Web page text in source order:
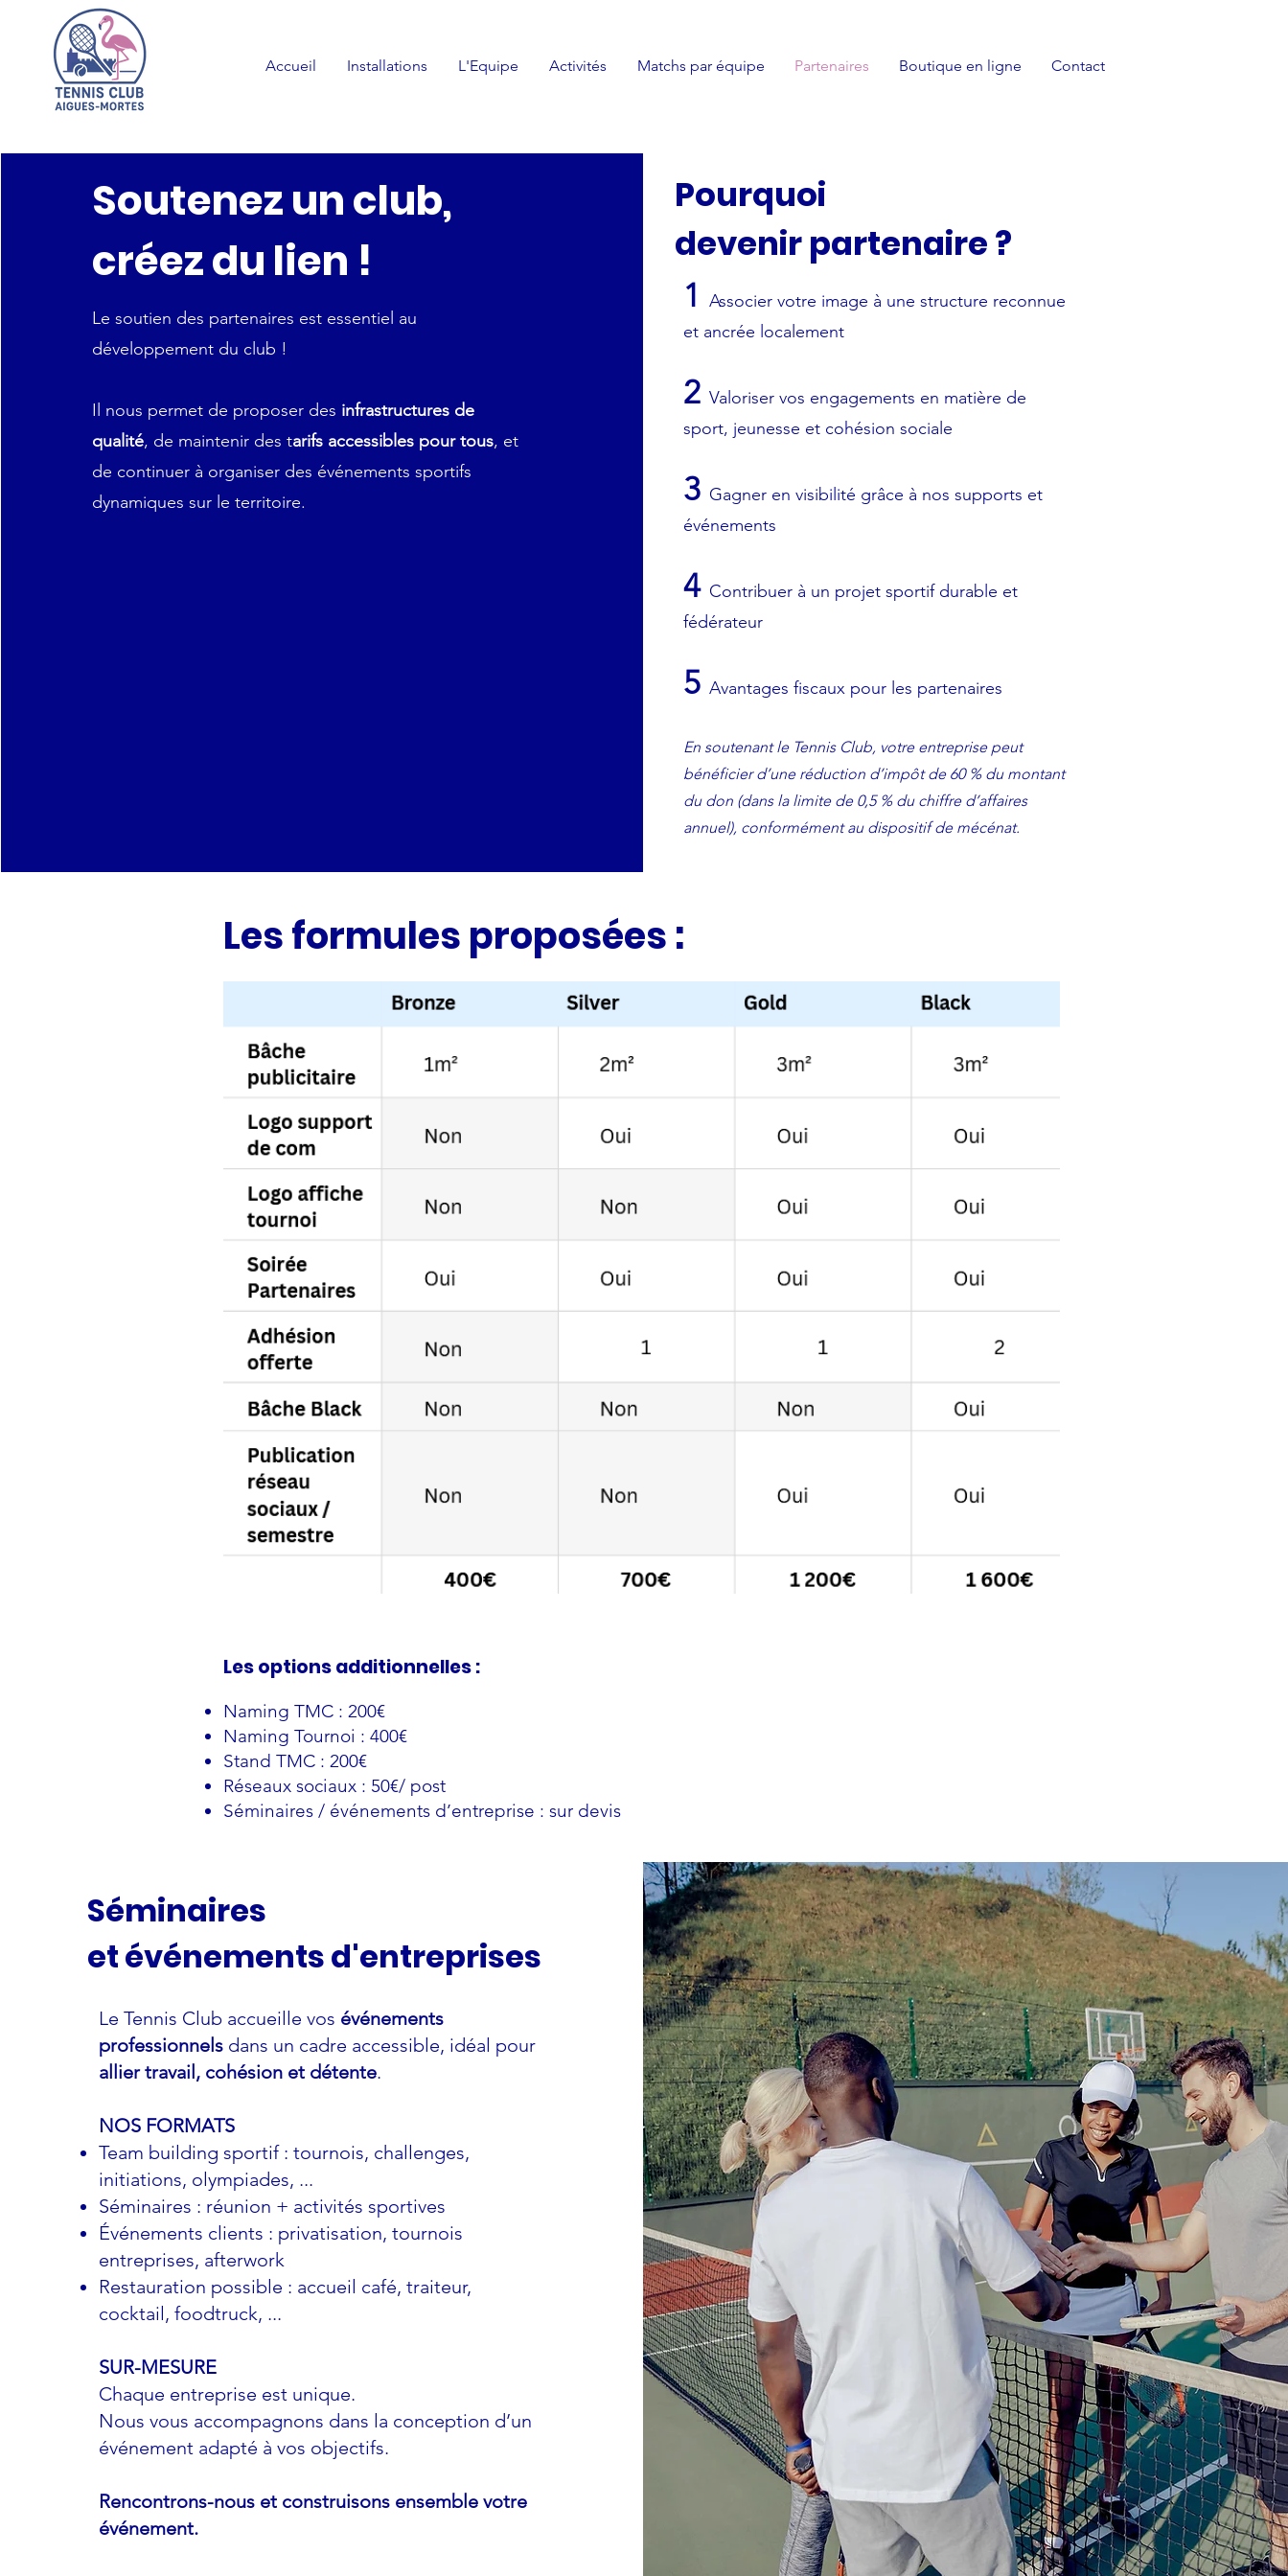
Accueil Installations L'Equipe Activités Matchs par équipe Partenaires Boutique en ligne Contact
Soutenez un club,
créez du lien !
Le soutien des partenaires est essentiel au
développement du club !
Il nous permet de proposer des infrastructures de
qualité, de maintenir des tarifs accessibles pour tous, et
de continuer à organiser des événements sportifs
dynamiques sur le territoire.
Pourquoi
devenir partenaire ?
1Associer votre image à une structure reconnue
et ancrée localement
2Valoriser vos engagements en matière de
sport, jeunesse et cohésion sociale
3 Gagner en visibilité grâce à nos supports et
événements
4 Contribuer à un projet sportif durable et
fédérateur
5Avantages fiscaux pour les partenaires
En soutenant le Tennis Club, votre entreprise peut
bénéficier d’une réduction d’impôt de 60 % du montant
du don (dans la limite de 0,5 % du chiffre d’affaires
annuel), conformément au dispositif de mécénat.
Les formules proposées :
Les options additionnelles :
Naming TMC : 200€
Naming Tournoi : 400€
Stand TMC : 200€
Réseaux sociaux : 50€/ post
Séminaires / événements d’entreprise : sur devis
Séminaires
et événements d'entreprises
Le Tennis Club accueille vos événements
professionnelsdans un cadre accessible, idéal pour
allier travail, cohésion et détente.
NOS FORMATS
Team building sportif : tournois, challenges,
initiations, olympiades, ...
Séminaires : réunion + activités sportives
Événements clients : privatisation, tournois
entreprises, afterwork
Restauration possible : accueil café, traiteur,
cocktail, foodtruck, ...​
SUR-MESURE
Chaque entreprise est unique.
Nous vous accompagnons dans la conception d’un
événement adapté à vos objectifs.
Rencontrons-nous et construisons ensemble votre
événement.